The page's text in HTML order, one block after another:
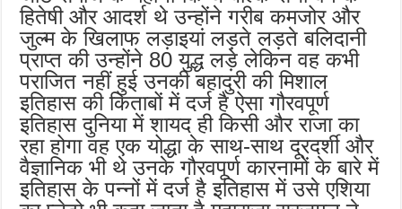
हितेषी और आदर्श थे उन्होंने गरीब कमजोर और
जुल्म के खिलाफ लड़ाइयां लड़ते लड़ते बलिदानी
प्राप्त की उन्होंने 80 युद्ध लड़े लेकिन वह कभी
पराजित नहीं हुई उनकी बहादुरी की मिशाल
इतिहास की किताबों में दर्ज है ऐसा गौरवपूर्ण
इतिहास दुनिया में शायद ही किसी और राजा का
रहा होगा वह एक योद्धा के साथ-साथ दूरदर्शी और
वैज्ञानिक भी थे उनके गौरवपूर्ण कारनामों के बारे में
इतिहास के पन्नों में दर्ज है इतिहास में उसे एशिया